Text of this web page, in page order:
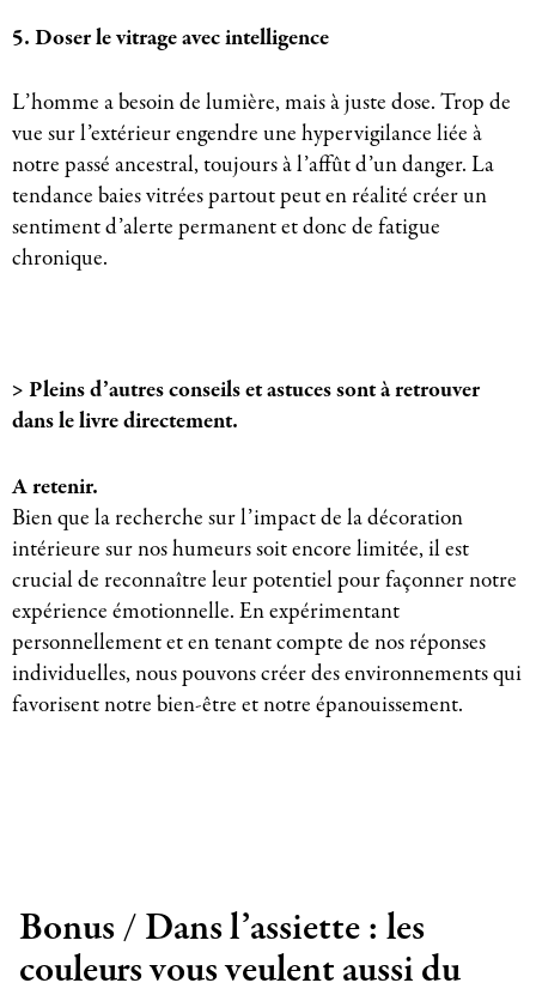
5. Doser le vitrage avec intelligence
L’homme a besoin de lumière, mais à juste dose. Trop de
vue sur l’extérieur engendre une hypervigilance liée à
notre passé ancestral, toujours à l’affût d’un danger. La
tendance baies vitrées partout peut en réalité créer un
sentiment d’alerte permanent et donc de fatigue
chronique.
> Pleins d’autres conseils et astuces sont à retrouver
dans le livre directement.
A retenir.
Bien que la recherche sur l’impact de la décoration
intérieure sur nos humeurs soit encore limitée, il est
crucial de reconnaître leur potentiel pour façonner notre
expérience émotionnelle. En expérimentant
personnellement et en tenant compte de nos réponses
individuelles, nous pouvons créer des environnements qui
favorisent notre bien-être et notre épanouissement.
Bonus / Dans l’assiette : les
couleurs vous veulent aussi du